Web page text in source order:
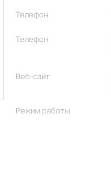
Телефон
Телефон
Веб-сайт
Режим работы